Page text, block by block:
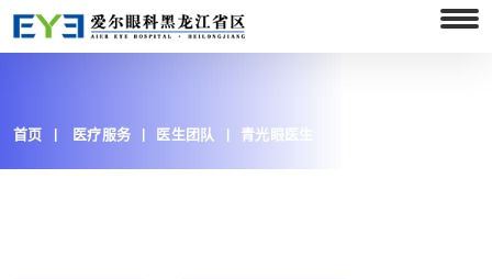
首页 医疗服务 医生团队 青光眼医生